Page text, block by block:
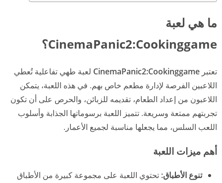
ما هي لعبة
CinemaPanic2:Cookinggame؟
تعتبر CinemaPanic2:Cookinggame لعبة طهي تفاعلية تُعطي
اللاعبين الفرصة لإدارة مطعم خاص بهم. في هذه اللعبة، يتمكن
اللاعبون من إعداد الطعام، تقديمه للزبائن، والحرص على أن تكون
تجربتهم ممتعة وسريعة. تتميز اللعبة برسوماتها الجذابة وأسلوب
اللعب السلس، مما يجعلها مناسبة لجميع الأعمار.
أهم ميزات اللعبة
تنوع الأطباق: تحتوي اللعبة على مجموعة كبيرة من الأطباق